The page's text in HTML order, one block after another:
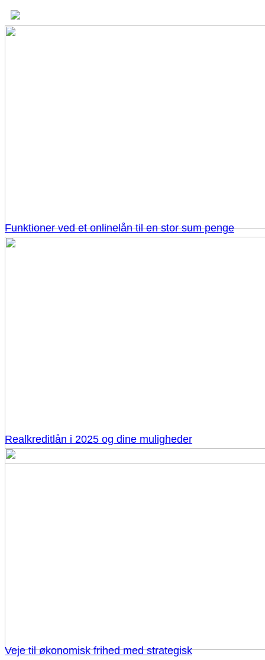
Funktioner ved et onlinelån til en stor sum penge
Realkreditlån i 2025 og dine muligheder
Veje til økonomisk frihed med strategisk